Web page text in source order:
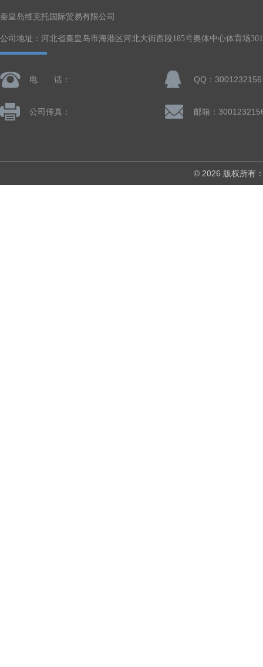
秦皇岛维克托国际贸易有限公司
公司地址：河北省秦皇岛市海港区河北大街西段185号奥体中心体育场
电 话： QQ：3001232156
公司传真： 邮箱：
© 2026 版权所有